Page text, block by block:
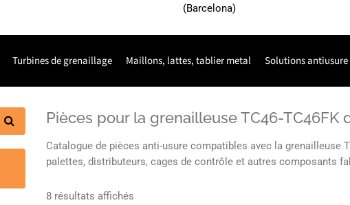
(Barcelona)
Turbines de grenaillage Maillons, lattes, tablier metal Solutions antiusure
Pièces pour la grenailleuse TC46-TC46FK
Catalogue de pièces anti-usure compatibles avec la grenailleuse
palettes, distributeurs, cages de contrôle et autres composants
8 résultats affichés